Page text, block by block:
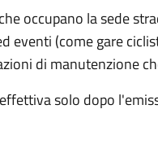
occupano la sede
eventi (come gare
di manutenzione
solo dopo